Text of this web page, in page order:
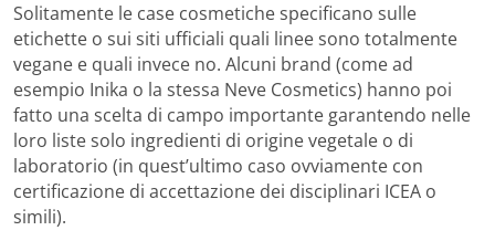
Solitamente le case cosmetiche specificano sulle
etichette o sui siti ufficiali quali linee sono totalmente
vegane e quali invece no. Alcuni brand (come ad
esempio Inika o la stessa Neve Cosmetics) hanno poi
fatto una scelta di campo importante garantendo nelle
loro liste solo ingredienti di origine vegetale o di
laboratorio (in quest’ultimo caso ovviamente con
certificazione di accettazione dei disciplinari ICEA o
simili).